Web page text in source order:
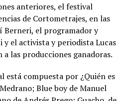
anteriores, el festival
de Cortometrajes, en las
Berneri, el programador y
el activista y periodista Lucas
las producciones ganadoras.
está compuesta por ¿Quién es
Blue boy de Manuel